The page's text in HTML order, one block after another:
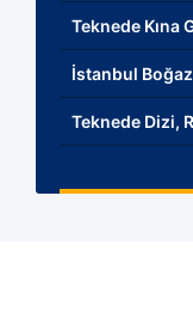
Teknede Kına
İstanbul
Teknede Dizi,